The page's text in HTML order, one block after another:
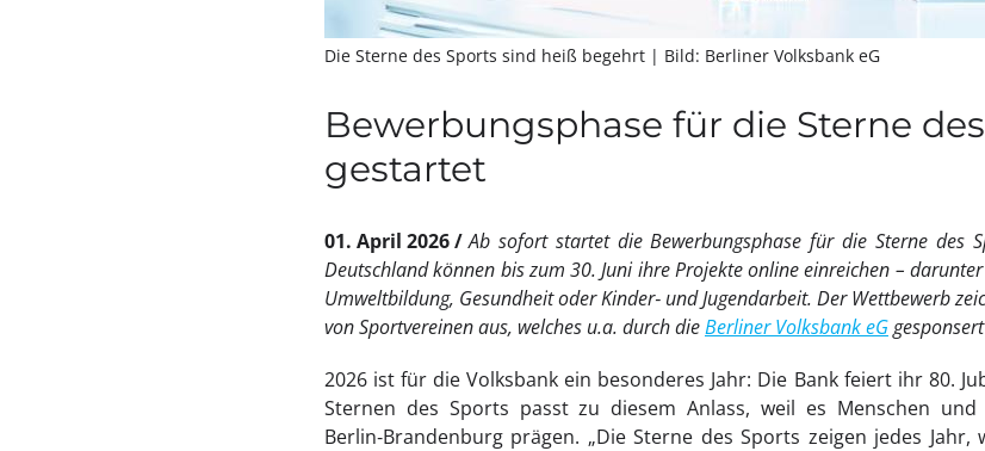
Die Sterne des Sports sind heiß begehrt | Bild: Berliner Volksbank eG
Bewerbungsphase für die Sterne
gestartet
01. April 2026
Ab sofort startet die Bewerbungsphase für die Sterne des
Deutschland können bis zum 30. Juni ihre Projekte online einreichen –
Umweltbildung, Gesundheit oder Kinder‑ und Jugendarbeit. Der Wettbewerb
von Sportvereinen aus, welches u.a. durch dieBerliner Volksbank eG
2026 ist für die Volksbank ein besonderes Jahr: Die Bank feiert ihr 80.
Sternen des Sports passt zu diesem Anlass, weil es Menschen
Berlin‑Brandenburg prägen. „Die Sterne des Sports zeigen jedes